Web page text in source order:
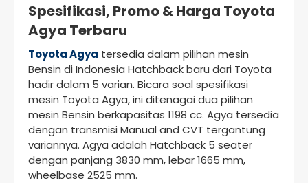
Spesifikasi, Promo & Harga Toyota
Agya Terbaru
Toyota Agya tersedia dalam pilihan mesin
Bensin di Indonesia Hatchback baru dari Toyota
hadir dalam 5 varian. Bicara soal spesifikasi
mesin Toyota Agya, ini ditenagai dua pilihan
mesin Bensin berkapasitas 1198 cc. Agya tersedia
dengan transmisi Manual and CVT tergantung
variannya. Agya adalah Hatchback 5 seater
dengan panjang 3830 mm, lebar 1665 mm,
wheelbase 2525 mm.